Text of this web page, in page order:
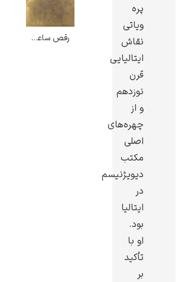
ونسان ون گوگ
پره
ویاتی
نقاش
ایتالیایی
قرن
نوزدهم
و از
چهره‌های
اصلی
مکتب
دیویژنیسم
در
ایتالیا
بود.
او با
تأکید
بر
رقص ساعت ها – گائتانو پره ویاتی